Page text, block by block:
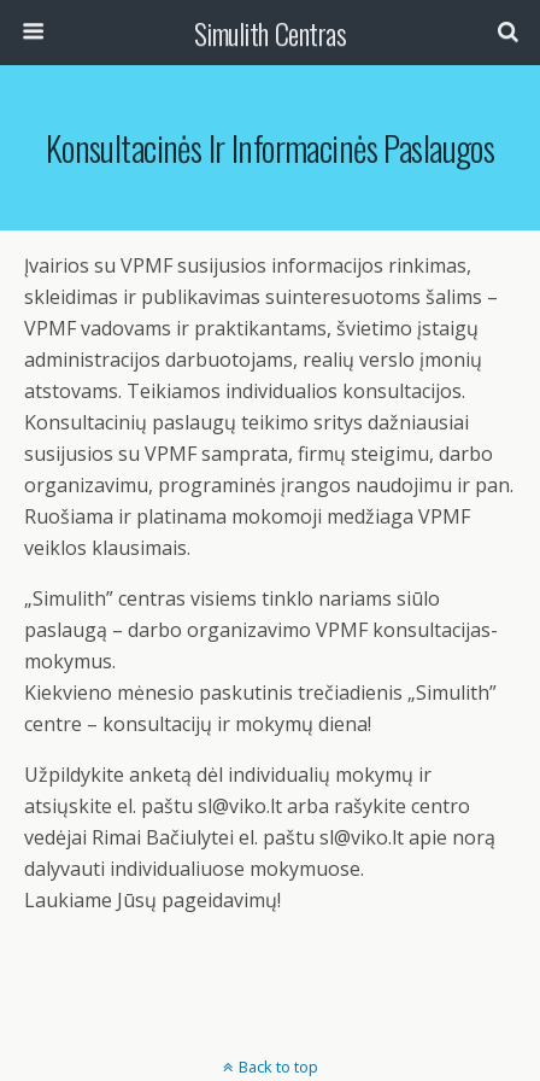
Simulith Centras
Konsultacinės Ir Informacinės Paslaugos
Įvairios su VPMF susijusios informacijos rinkimas,
skleidimas ir publikavimas suinteresuotoms šalims –
VPMF vadovams ir praktikantams, švietimo įstaigų
administracijos darbuotojams, realių verslo įmonių
atstovams. Teikiamos individualios konsultacijos.
Konsultacinių paslaugų teikimo sritys dažniausiai
susijusios su VPMF samprata, firmų steigimu, darbo
organizavimu, programinės įrangos naudojimu ir pan.
Ruošiama ir platinama mokomoji medžiaga VPMF
veiklos klausimais.
„Simulith” centras visiems tinklo nariams siūlo
paslaugą – darbo organizavimo VPMF konsultacijas-
mokymus.
Kiekvieno mėnesio paskutinis trečiadienis „Simulith”
centre – konsultacijų ir mokymų diena!
Užpildykite anketą dėl individualių mokymų ir
atsiųskite el. paštu sl@viko.lt arba rašykite centro
vedėjai Rimai Bačiulytei el. paštu sl@viko.lt apie norą
dalyvauti individualiuose mokymuose.
Laukiame Jūsų pageidavimų!
Back to top